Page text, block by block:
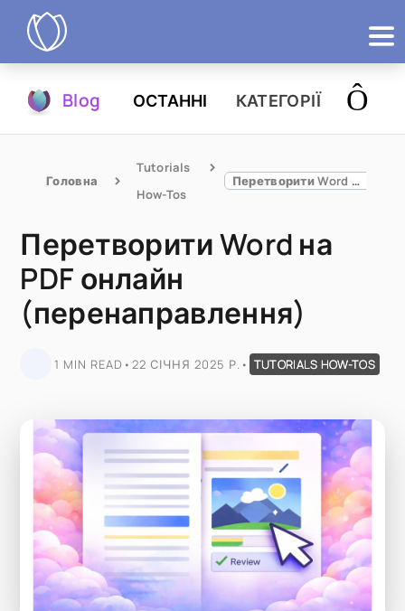
Спробувати
Blog ОСТАННІ КАТЕГОРІЇ
Головна
Tutorials
How-Tos
Перетворити Word на PDF онлайн (перенаправлення)
Перетворити Word на
PDF онлайн
(перенаправлення)
1 MIN READ • 22 СІЧНЯ 2025 Р. • TUTORIALS HOW-TOS